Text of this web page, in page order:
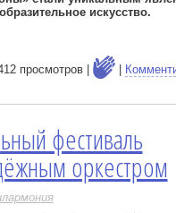
искусство.
просмотров |
фестиваль
оркестром